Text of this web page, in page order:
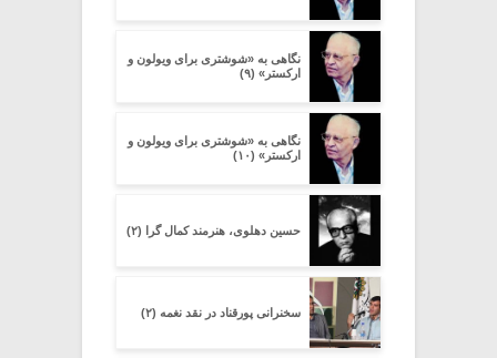
نگاهی به «شوشتری برای ویولون و
ارکستر» (۹)
نگاهی به «شوشتری برای ویولون و
ارکستر» (۱۰)
حسین دهلوی، هنرمند کمال گرا (۲)
سخنرانی پورقناد در نقد نغمه (۲)